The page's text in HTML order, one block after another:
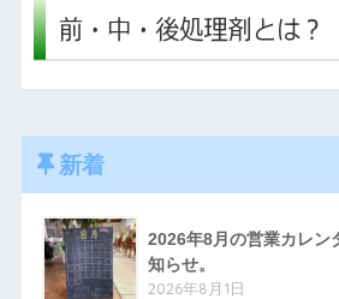
新着
2026年8月の営業カレン
知らせ。
2026年8月1日